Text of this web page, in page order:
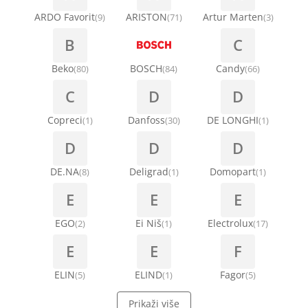
Stakla i okviri vrata za veš mašinu
Termostati i hidrostati za veš mašine
Nosači za klimu
Ostali materijal za montažu klima uređaja
ARDO Favorit(9) ARISTON(71) Artur Marten(3)
B
Beko(80) BOSCH(84)
C
Candy(66)
C
Copreci(1)
D
Danfoss(30)
D
DE LONGHI(1)
D
DE.NA(8)
D
Deligrad(1)
D
Domopart(1)
E
EGO(2)
E
Ei Niš(1)
E
Electrolux(17)
E
ELIN(5)
E
ELIND(1)
F
Fagor(5)
Prikaži više